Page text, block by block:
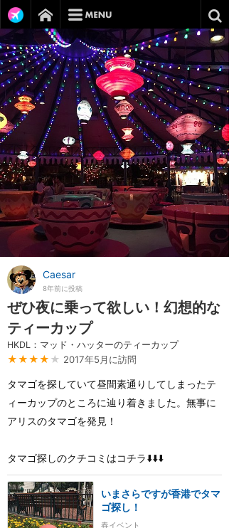
Caesar
8年前に投稿
ぜひ夜に乗って欲しい！幻想的な
ティーカップ
HKDL：マッド・ハッターのティーカップ
★★★★ ★ 2017年5月に訪問
タマゴを探していて昼間素通りしてしまったテ
ィーカップのところに辿り着きました。無事に
アリスのタマゴを発見！
タマゴ探しのクチコミはコチラ⬇️⬇️⬇️
いまさらですが香港でタマ
ゴ探し！
春イベント